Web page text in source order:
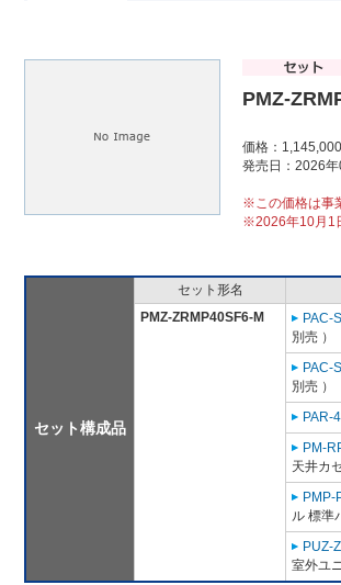
PMZ-
価格：1,145,000
発売日：2026年
※この価格は事
※2026年10月1
セット構成品
セット形名
PMZ-ZRMP40SF6-M
PAC-
別売 ）
PAC-
別売 ）
PAR-
PM-
天井カ
PMP-
ル 標準
PUZ-
室外ユ